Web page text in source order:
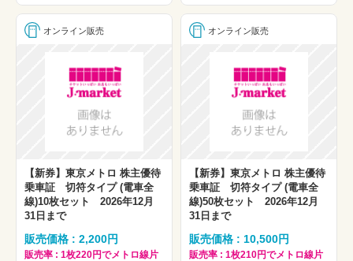
オンライン販売
【新券】東京メトロ 株主優待
乗車証 切符タイプ (電車全
線)10枚セット 2026年12月
31日まで
販売価格 : 2,200円
販売率 : 1枚220円でメトロ線片
オンライン販売
【新券】東京メトロ 株主優待
乗車証 切符タイプ (電車全
線)50枚セット 2026年12月
31日まで
販売価格 : 10,500円
販売率 : 1枚210円でメトロ線片